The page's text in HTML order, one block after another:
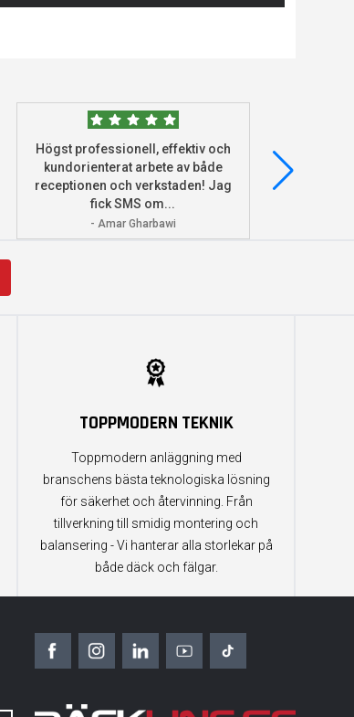
Högst professionell, effektiv och
kundorienterat arbete av både
receptionen och verkstaden! Jag
fick SMS om...
- Amar Gharbawi
deras
TOPPMODERN TEKNIK
Toppmodern anläggning med
branschens bästa teknologiska lösning
för säkerhet och återvinning. Från
tillverkning till smidig montering och
balansering - Vi hanterar alla storlekar på
både däck och fälgar.